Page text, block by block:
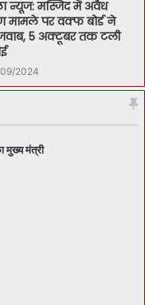
न्यूज: मस्जिद में अवैध
मामले पर वक्फ बोर्ड ने
5 अक्टूबर तक टली
2024
मुख्य मंत्री